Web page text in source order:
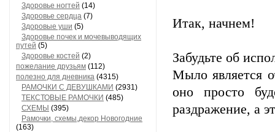
Здоровье ногтей (14)
Здоровье сердца (7)
Здоровые уши (5)
Здоровье почек и мочевыводящих
путей (5)
Здоровье костей (2)
пожелание друзьям (112)
полезно для дневника (4315)
РАМОЧКИ С ДЕВУШКАМИ (2931)
ТЕКСТОВЫЕ РАМОЧКИ (485)
СХЕМЫ (395)
Рамочки, схемы,декор Новогодние
(163)
Итак, начнем!
Забудьте об
Мыло является
оно просто
раздражение, а